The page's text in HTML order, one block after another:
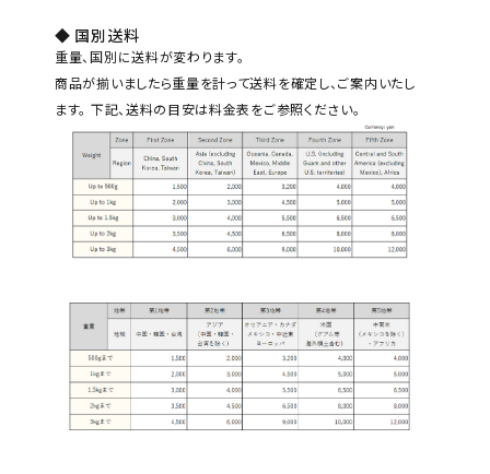
INFORMATION
◆ 国別送料
重量、国別に送料が変わります。
商品が揃いましたら重量を計って送料を確定し、ご案内いたし
ます。 下記、送料の目安は料金表をご参照ください。